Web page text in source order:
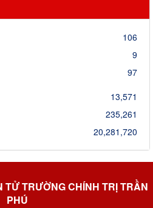
106
9
97
13,571
235,261
20,281,720
TỬ TRƯỜNG CHÍNH TRỊ TRẦN
PHÚ